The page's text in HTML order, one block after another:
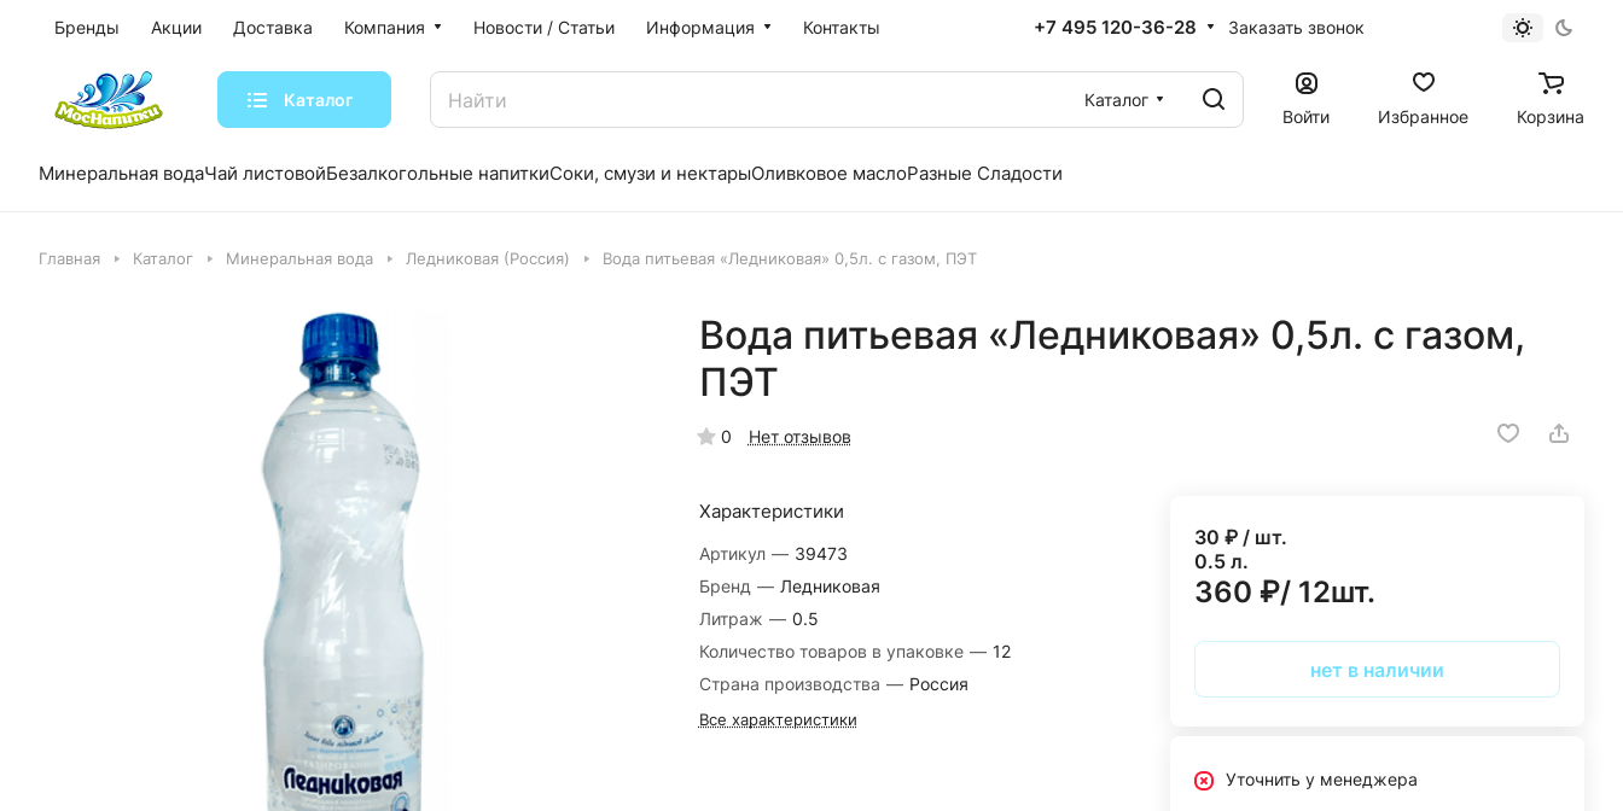
Бренды Акции Доставка Компания Новости / Статьи Информация Контакты +7 495 120-36-28 Заказать звонок
Каталог
Каталог
Войти
Избранное Корзина
Минеральная водаЧай листовойБезалкогольные напиткиСоки, смузи и нектарыОливковое маслоРазные Сладости
Главная Каталог Минеральная вода Ледниковая (Россия) Вода питьевая «Ледниковая» 0,5л. с газом, ПЭТ
Вода питьевая «Ледниковая» 0,5л. с газом,
ПЭТ
0 Нет отзывов
Характеристики
Артикул — 39473
Бренд — Ледниковая
Литраж — 0.5
Количество товаров в упаковке — 12
Страна производства — Россия
Все характеристики
30 ₽ / шт.
0.5 л.
360 ₽/ 12шт.
нет в наличии
Уточнить у менеджера